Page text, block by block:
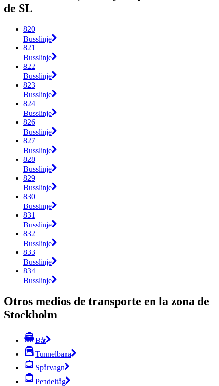
de SL
820
Busslinje
821
Busslinje
822
Busslinje
823
Busslinje
824
Busslinje
826
Busslinje
827
Busslinje
828
Busslinje
829
Busslinje
830
Busslinje
831
Busslinje
832
Busslinje
833
Busslinje
834
Busslinje
Otros medios de transporte en la zona de
Stockholm
Båt
Tunnelbana
Spårvagn
Pendeltåg